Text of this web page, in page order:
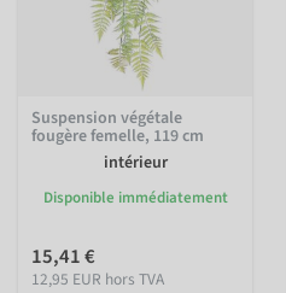
Suspension végétale
fougère femelle, 119 cm
intérieur
Disponible immédiatement
15,41 €
12,95 EUR hors TVA